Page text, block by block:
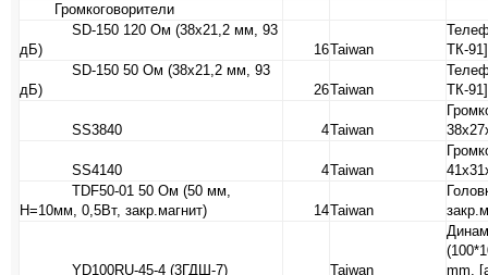
Громкоговорители
SD-150 120 Ом (38х21,2 мм, 93
дБ)
16Taiwan
ТК-91]
SD-150 50 Ом (38х21,2 мм, 93
дБ)
26Taiwan
ТК-91]
SS3840 4Taiwan
SS4140 4Taiwan
TDF50-01 50 Ом (50 мм,
H=10мм, 0,5Вт, закр.магнит)
14Taiwan
YD100RU-45-4 (3ГДШ-7) Taiwan
mm,